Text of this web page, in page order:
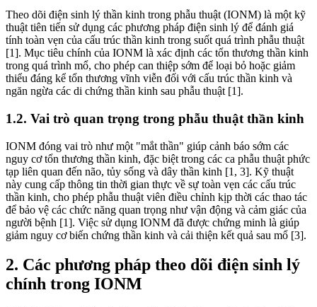
Theo dõi điện sinh lý thần kinh trong phẫu thuật (IONM) là một kỹ
thuật tiên tiến sử dụng các phương pháp điện sinh lý để đánh giá
tính toàn vẹn của cấu trúc thần kinh trong suốt quá trình phẫu thuật
[1]. Mục tiêu chính của IONM là xác định các tổn thương thần kinh
trong quá trình mổ, cho phép can thiệp sớm để loại bỏ hoặc giảm
thiểu đáng kể tổn thương vĩnh viễn đối với cấu trúc thần kinh và
ngăn ngừa các di chứng thần kinh sau phẫu thuật [1].
1.2. Vai trò quan trọng trong phẫu thuật thần kinh
IONM đóng vai trò như một "mắt thần" giúp cảnh báo sớm các
nguy cơ tổn thương thần kinh, đặc biệt trong các ca phẫu thuật phức
tạp liên quan đến não, tủy sống và dây thần kinh [1, 3]. Kỹ thuật
này cung cấp thông tin thời gian thực về sự toàn vẹn các cấu trúc
thần kinh, cho phép phẫu thuật viên điều chỉnh kịp thời các thao tác
để bảo vệ các chức năng quan trọng như vận động và cảm giác của
người bệnh [1]. Việc sử dụng IONM đã được chứng minh là giúp
giảm nguy cơ biến chứng thần kinh và cải thiện kết quả sau mổ [3].
2. Các phương pháp theo dõi điện sinh lý
chính trong IONM